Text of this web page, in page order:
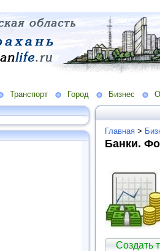
Транспорт Город Бизнес
Главная >
Банки.
Создать